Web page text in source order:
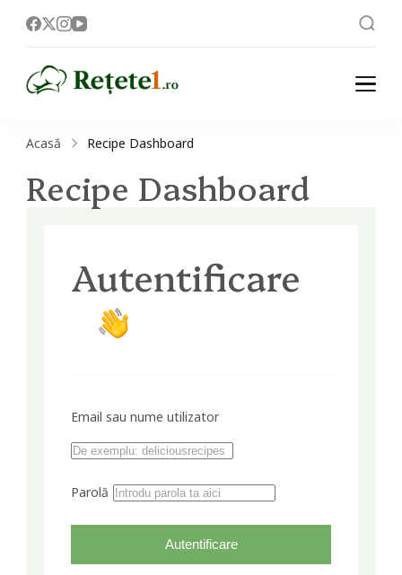
Acasă Recipe Dashboard
Recipe Dashboard
Autentificare
Email sau nume utilizator
Parolă